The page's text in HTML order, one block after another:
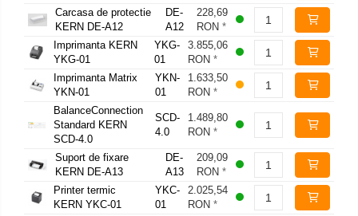
Carcasa de protectie
KERN DE-A12
DE-
A12
228,69
RON*
Imprimanta KERN
YKG-01
YKG-
01
3.855,06
RON *
Imprimanta Matrix
YKN-01
YKN-
01
1.633,50
RON *
BalanceConnection
Standard KERN
SCD-4.0
SCD-
4.0
1.489,80
RON *
Suport de fixare
KERN DE-A13
DE-
A13
209,09
RON*
Printer termic
KERN YKC-01
YKC-
01
2.025,54
RON *